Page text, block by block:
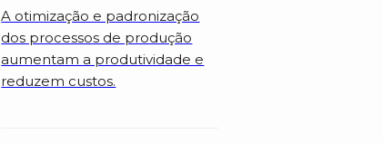
A otimização e padronização
dos processos de produção
aumentam a produtividade e
reduzem custos.